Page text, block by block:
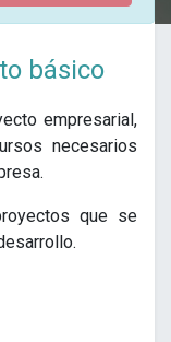
básico​
empresarial,
necesarios
que se